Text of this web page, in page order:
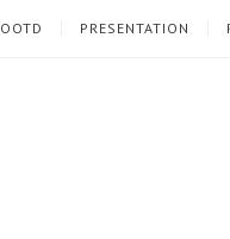
OOTD PRESENTATION